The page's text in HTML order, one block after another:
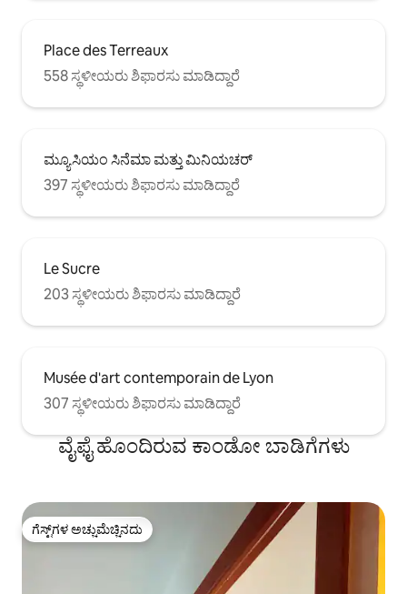
Place des Terreaux
558 ಸ್ಥಳೀಯರು ಶಿಫಾರಸು ಮಾಡಿದ್ದಾರೆ
ಮ್ಯೂಸಿಯಂ ಸಿನೆಮಾ ಮತ್ತು ಮಿನಿಯಚರ್
397 ಸ್ಥಳೀಯರು ಶಿಫಾರಸು ಮಾಡಿದ್ದಾರೆ
Le Sucre
203 ಸ್ಥಳೀಯರು ಶಿಫಾರಸು ಮಾಡಿದ್ದಾರೆ
Musée d'art contemporain de Lyon
307 ಸ್ಥಳೀಯರು ಶಿಫಾರಸು ಮಾಡಿದ್ದಾರೆ
ವೈಫೈ ಹೊಂದಿರುವ ಕಾಂಡೋ ಬಾಡಿಗೆಗಳು
ಗೆಸ್ಟ್‌ಗಳ ಅಚ್ಚುಮೆಚ್ಚಿನದು
ಗೆಸ್ಟ್‌ಗಳ ಅಚ್ಚುಮೆಚ್ಚಿನದು